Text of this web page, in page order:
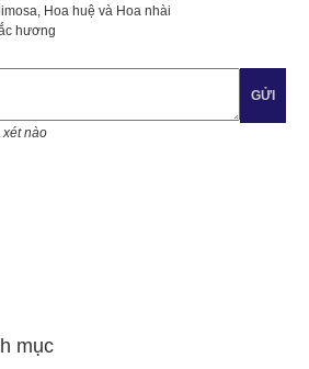
Hoa huệ và Hoa nhài
hương
GỬI
nào
mục